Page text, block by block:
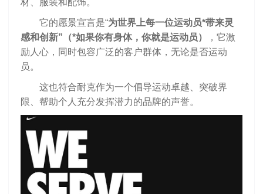
它的愿景宣言是“为世界上每一位运动员*带来灵
感和创新”（*如果你有身体，你就是运动员）
，它激
励人心，同时包容广泛的客户群体，无论是否运动
员。
这也符合耐克作为一个倡导运动卓越、突破界
限、帮助个人充分发挥潜力的品牌的声誉。